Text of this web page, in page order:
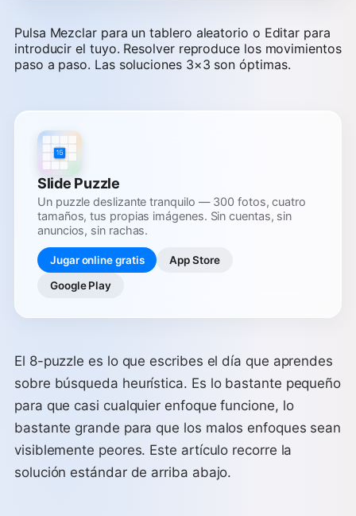
Pulsa Mezclar para un tablero aleatorio o Editar para
introducir el tuyo. Resolver reproduce los movimientos
paso a paso. Las soluciones 3×3 son óptimas.
Slide Puzzle
Un puzzle deslizante tranquilo — 300 fotos, cuatro
tamaños, tus propias imágenes. Sin cuentas, sin
anuncios, sin rachas.
Jugar online gratis
App Store
Google Play
El 8-puzzle es lo que escribes el día que aprendes
sobre búsqueda heurística. Es lo bastante pequeño
para que casi cualquier enfoque funcione, lo
bastante grande para que los malos enfoques sean
visiblemente peores. Este artículo recorre la
solución estándar de arriba abajo.